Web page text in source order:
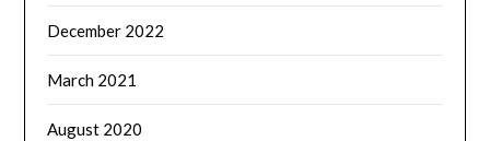
December 2022
March 2021
August 2020